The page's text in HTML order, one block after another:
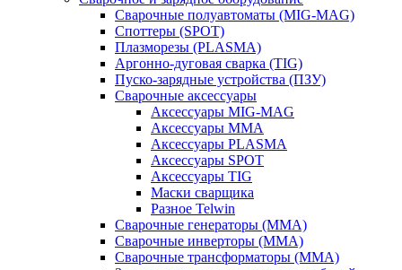
Сварочные полуавтоматы (MIG-MAG)
Споттеры (SPOT)
Плазморезы (PLASMA)
Аргонно-дуговая сварка (TIG)
Пуско-зарядные устройства (ПЗУ)
Сварочные аксессуары
Аксессуары MIG-MAG
Аксессуары MMA
Аксессуары PLASMA
Аксессуары SPOT
Аксессуары TIG
Маски сварщика
Разное Telwin
Сварочные генераторы (MMA)
Сварочные инверторы (MMA)
Сварочные трансформаторы (MMA)